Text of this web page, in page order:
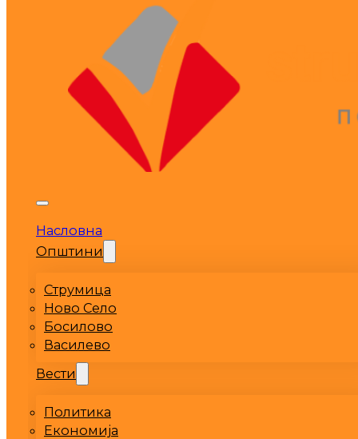
Насловна
Општини
Струмица
Ново Село
Босилово
Василево
Вести
Политика
Економија